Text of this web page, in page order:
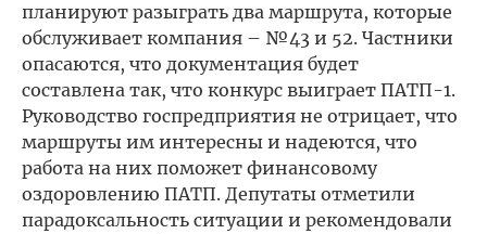
планируют разыграть два маршрута, которые
обслуживает компания – №43 и 52. Частники
опасаются, что документация будет
составлена так, что конкурс выиграет ПАТП-1.
Руководство госпредприятия не отрицает, что
маршруты им интересны и надеются, что
работа на них поможет финансовому
оздоровлению ПАТП. Депутаты отметили
парадоксальность ситуации и рекомендовали